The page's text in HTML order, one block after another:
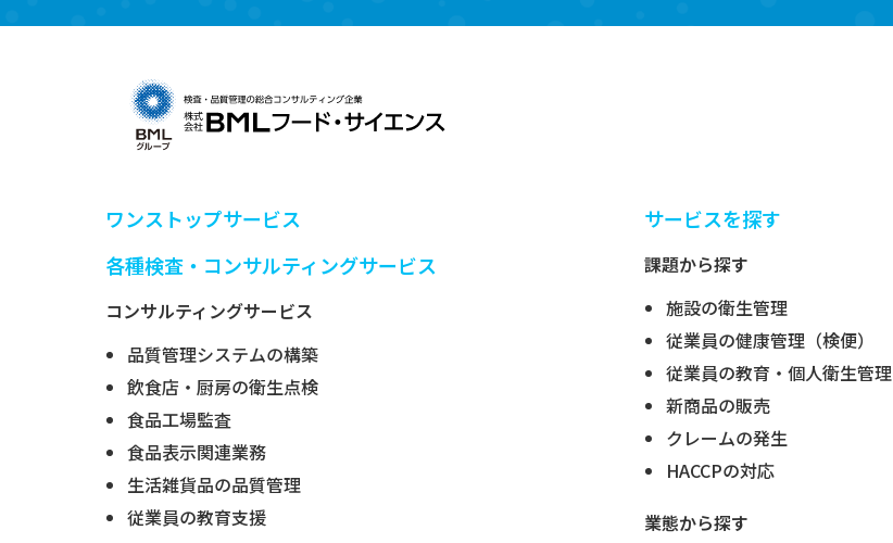
ワンストップサービス
各種検査・コンサルティングサービス
コンサルティングサービス
品質管理システムの構築
飲食店・厨房の衛生点検
食品工場監査
食品表示関連業務
生活雑貨品の品質管理
従業員の教育支援
サービスを探す
課題から探す
施設の衛生管理
従業員の健康管理（検便）
従業員の教育・個人衛生管理
新商品の販売
クレームの発生
HACCPの対応
業態から探す